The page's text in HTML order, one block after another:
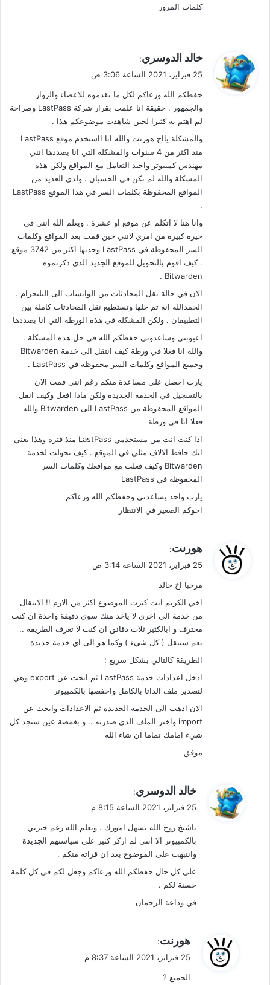
كلمات المرور
ي
ل
خالد الدوسري:
25 فبراير، 2021 الساعة 3:06 ص
حفظكم الله ورعاكم لكل ما تقدموه للاعضاء والزوار
والجمهور . حقيقة انا علمت بقرار شركة LastPass وصراحة
لم اهتم به كثيرا لحين شاهدت موضوعكم هذا .
والمشكلة يااخ هورنت والله انا ااستخدم موقع LastPass
منذ اكثر من 4 سنوات والمشكلة التي انا بصددها انني
مهندس كمبيوتر واجيد التعامل مع المواقع ولكن هذه
المشكلة والله لم تكن في الحسبان . ولدي العديد من
المواقع المحفوظة بكلمات السر في هذا الموقع LastPass
.
وانا هنا لا اتكلم عن موقع او عشرة . ويعلم الله انني في
حيرة كبيرة من امري لانني حين قمت بعد المواقع وكلمات
السر المحفوظة في LastPass وجدتها اكثر من 3742 موقع
. كيف اقوم بالتحويل للموقع الجديد الذي ذكرتموه
Bitwarden .
الان في حالة نقل المحادثات من الواتساب الى التليجرام .
الحمدالله انه تم حلها وتستطيع نقل المحادثات كاملة بين
التطبيقان . ولكن المشكلة في هذة الورطة التي انا بصددها
اعيونني وساعدوني حفظكم الله في حل هذه المشكلة .
والله انا فعلا في ورطة كيف انتقل الى خدمة Bitwarden
وجميع المواقع وكلمات السر محفوظة في LastPass .
يارب احصل على مساعدة منكم رغم انني قمت الان
بالتسجيل في الخدمة الجديدة ولكن ماذا افعل وكيف انقل
المواقع المحفوظة من LastPass الى Bitwarden والله
فعلا انا في ورطة
اذا كنت انت من مستخدمي LastPass منذ فترة وهذا يعني
انك حافظ الالاف مثلي في الموقع . كيف تحولت لخدمة
Bitwarden وكيف فعلت مع مواقعك وكلمات السر
المحفوظة في LastPass
يارب واحد يساعدني وحفظكم الله ورعاكم
اخوكم الصغير في الانتظار
ل
هورنت:
25 فبراير، 2021 الساعة 3:14 ص
مرحبا اخ خالد
اخي الكريم انت كبرت الموضوع اكثر من الازم !! الانتقال
من خدمة الى اخرى لا ياخذ منك سوى دقيقة واحدة ان كنت
محترف و ابالكثير ثلاث دقائق ان كنت لا تعرف الطريقة ..
نعم ستنقل ( كل شيء ) وكما هو الى اي خدمة جديدة
الطريقة كالتالي بشكل سريع :
ادخل اعدادات خدمة LastPass ثم ابحث عن export وهي
لتصدير ملف الداتا بالكامل واحفضها بالكمبيوتر
الان اذهب الى الخدمة الجديدة ثم الاعدادات وابحث عن
import واختر الملف الذي صدرته .. و بغمضة عين ستجد كل
شيء امامك تماما ان شاء الله
موفق
ي
ل
خالد الدوسري:
25 فبراير، 2021 الساعة 8:15 م
ياشيخ روح الله يسهل امورك . ويعلم الله رغم خبرتي
بالكمبيوتر الا انني لم اركز كثير على سياستهم الجديدة
وانتبهت على الموضوع بعد ان قراته منكم .
على كل حال حفظكم الله ورعاكم وجعل لكم في كل كلمة
حسنة لكم .
في وداعة الرحمان
ل
هورنت:
25 فبراير، 2021 الساعة 8:37 م
الجميع ?